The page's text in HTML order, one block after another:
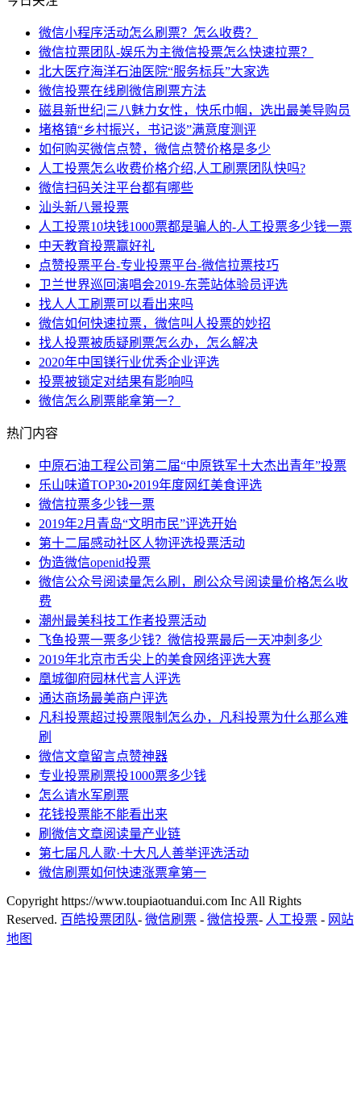
微信小程序活动怎么刷票？怎么收费？
微信拉票团队-娱乐为主微信投票怎么快速拉票？
北大医疗海洋石油医院“服务标兵”大家选
微信投票在线刷微信刷票方法
磁县新世纪|三八魅力女性，快乐巾帼，选出最美导购员
堵格镇“乡村振兴，书记谈”满意度测评
如何购买微信点赞，微信点赞价格是多少
人工投票怎么收费价格介绍,人工刷票团队快吗?
微信扫码关注平台都有哪些
汕头新八景投票
人工投票10块钱1000票都是骗人的-人工投票多少钱一票
中天教育投票赢好礼
点赞投票平台-专业投票平台-微信拉票技巧
卫兰世界巡回演唱会2019-东莞站体验员评选
找人人工刷票可以看出来吗
微信如何快速拉票，微信叫人投票的妙招
找人投票被质疑刷票怎么办，怎么解决
2020年中国镁行业优秀企业评选
投票被锁定对结果有影响吗
微信怎么刷票能拿第一？
热门内容
中原石油工程公司第二届“中原铁军十大杰出青年”投票
乐山味道TOP30•2019年度网红美食评选
微信拉票多少钱一票
2019年2月青岛“文明市民”评选开始
第十二届感动社区人物评选投票活动
伪造微信openid投票
微信公众号阅读量怎么刷，刷公众号阅读量价格怎么收
费
潮州最美科技工作者投票活动
飞鱼投票一票多少钱？微信投票最后一天冲刺多少
2019年北京市舌尖上的美食网络评选大赛
凰城御府园林代言人评选
通达商场最美商户评选
凡科投票超过投票限制怎么办，凡科投票为什么那么难
刷
微信文章留言点赞神器
专业投票刷票投1000票多少钱
怎么请水军刷票
花钱投票能不能看出来
刷微信文章阅读量产业链
第七届凡人歌·十大凡人善举评选活动
微信刷票如何快速涨票拿第一
Copyright https://www.toupiaotuandui.com Inc All Rights
Reserved. 百皓投票团队- 微信刷票 - 微信投票- 人工投票 - 网站
地图